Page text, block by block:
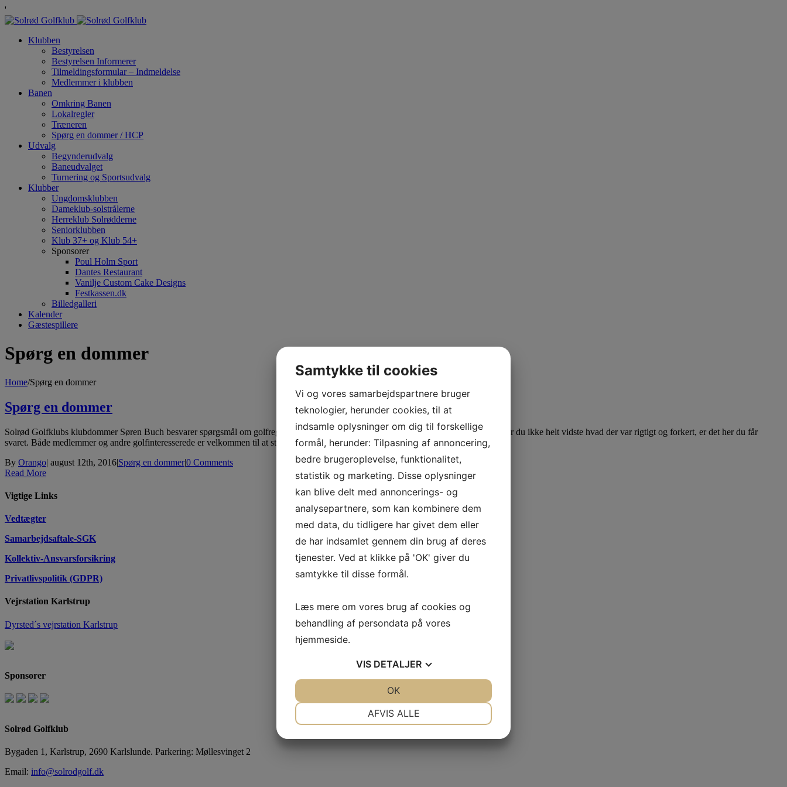
'
Klubben
Bestyrelsen
Bestyrelsen Informerer
Tilmeldingsformular – Indmeldelse
Medlemmer i klubben
Banen
Omkring Banen
Lokalregler
Træneren
Spørg en dommer / HCP
Udvalg
Begynderudvalg
Baneudvalget
Turnering og Sportsudvalg
Klubber
Ungdomsklubben
Dameklub-solstrålerne
Herreklub Solrødderne
Seniorklubben
Klub 37+ og Klub 54+
Sponsorer
Poul Holm Sport
Dantes Restaurant
Vanilje Custom Cake Designs
Festkassen.dk
Billedgalleri
Kalender
Gæstespillere
Spørg en dommer
Home/Spørg en dommer
Spørg en dommer
Solrød Golfklubs klubdommer Søren Buch besvarer spørgsmål om golfregler og etikette. Har du været ude for en situation på banen, hvor du ikke helt vidste hvad der var rigtigt og forkert, er det her du får
svaret. Både medlemmer og andre golfinteresserede er velkommen til at stille spørgsmål til Søren. Golfreglerne kan i mange tilfælde [...]
By Orango| august 12th, 2016|Spørg en dommer|0 Comments
Read More
Vigtige Links
Vedtægter
Samarbejdsaftale-SGK
Kollektiv-Ansvarsforsikring
Privatlivspolitik (GDPR)
Vejrstation Karlstrup
Dyrsted´s vejrstation Karlstrup
Sponsorer
Solrød Golfklub
Bygaden 1, Karlstrup, 2690 Karlslunde. Parkering: Møllesvinget 2
Email: info@solrodgolf.dk
Samtykke til cookies
Vi og vores samarbejdspartnere bruger
teknologier, herunder cookies, til at
indsamle oplysninger om dig til forskellige
formål, herunder: Tilpasning af annoncering,
bedre brugeroplevelse, funktionalitet,
statistik og marketing. Disse oplysninger
kan blive delt med annoncerings- og
analysepartnere, som kan kombinere dem
med data, du tidligere har givet dem eller
de har indsamlet gennem din brug af deres
tjenester. Ved at klikke på 'OK' giver du
samtykke til disse formål.
Læs mere om vores brug af cookies og
behandling af persondata på vores
hjemmeside.
VIS DETALJER
AFVIS ALLE
OK